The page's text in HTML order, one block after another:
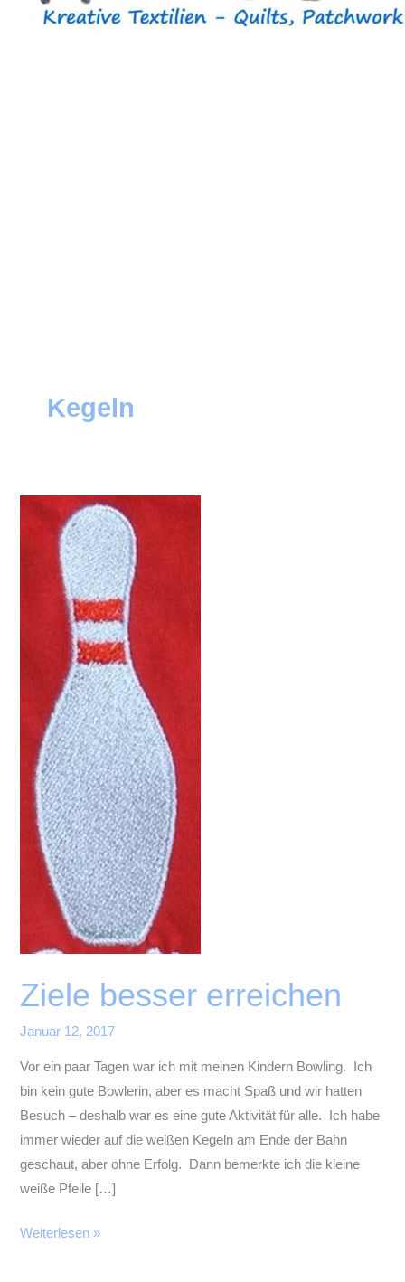
Kegeln
Ziele besser erreichen
Januar 12, 2017
Vor ein paar Tagen war ich mit meinen Kindern Bowling. Ich
bin kein gute Bowlerin, aber es macht Spaß und wir hatten
Besuch – deshalb war es eine gute Aktivität für alle. Ich habe
immer wieder auf die weißen Kegeln am Ende der Bahn
geschaut, aber ohne Erfolg. Dann bemerkte ich die kleine
weiße Pfeile […]
Ziele
Weiterlesen »